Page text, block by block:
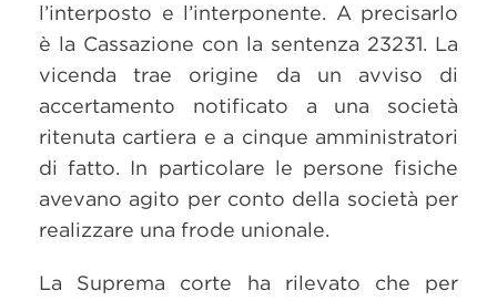
l’interposto e l’interponente. A precisarlo
è la Cassazione con la sentenza 23231. La
vicenda trae origine da un avviso di
accertamento notificato a una società
ritenuta cartiera e a cinque amministratori
di fatto. In particolare le persone fisiche
avevano agito per conto della società per
realizzare una frode unionale.
La Suprema corte ha rilevato che per